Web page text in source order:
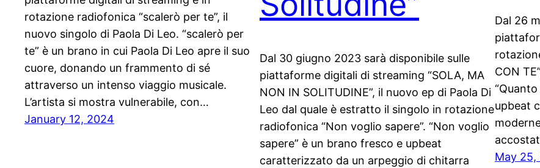
rotazione radiofonica “scalerò per te”, il
nuovo singolo di Paola Di Leo. “scalerò per
te” è un brano in cui Paola Di Leo apre il suo
cuore, donando un frammento di sé
attraverso un intenso viaggio musicale.
L’artista si mostra vulnerabile, con…
January 12, 2024
Dal 30 giugno 2023 sarà disponibile sulle
piattaforme digitali di streaming “SOLA, MA
NON IN SOLITUDINE”, il nuovo ep di Paola Di
Leo dal quale è estratto il singolo in rotazione
radiofonica “Non voglio sapere”. “Non voglio
sapere” è un brano fresco e upbeat
caratterizzato da un arpeggio di chitarra
Dal 26
CON
upbeat
May 25,